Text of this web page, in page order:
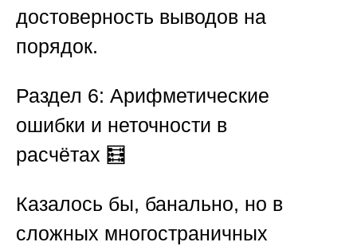
достоверность выводов на
порядок.
Раздел 6: Арифметические
ошибки и неточности в
расчётах 🧮
Казалось бы, банально, но в
сложных многостраничных